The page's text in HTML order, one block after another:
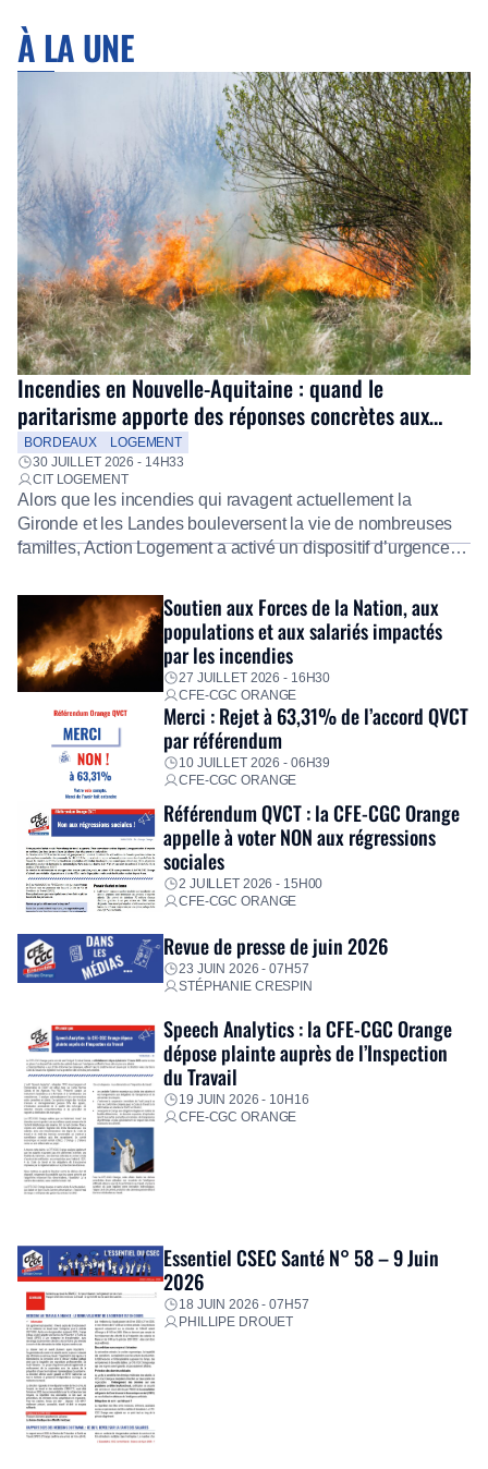
À LA UNE
Incendies en Nouvelle-Aquitaine : quand le
paritarisme apporte des réponses concrètes aux
salariés
BORDEAUX
LOGEMENT
30 JUILLET 2026 - 14H33
CIT LOGEMENT
Alors que les incendies qui ravagent actuellement la
Gironde et les Landes bouleversent la vie de nombreuses
familles, Action Logement a activé un dispositif d’urgence
Fidèle à sa mission d’utilité sociale, le Groupe mobilise
immédiatement ses équipes afin de proposer un diagnostic
personnalisé, des aides financières pour faire face aux
premières dépenses, […]
Soutien aux Forces de la Nation, aux
populations et aux salariés impactés
par les incendies
27 JUILLET 2026 - 16H30
CFE-CGC ORANGE
Merci : Rejet à 63,31% de l’accord QVCT
par référendum
10 JUILLET 2026 - 06H39
CFE-CGC ORANGE
Référendum QVCT : la CFE-CGC Orange
appelle à voter NON aux régressions
sociales
2 JUILLET 2026 - 15H00
CFE-CGC ORANGE
Revue de presse de juin 2026
23 JUIN 2026 - 07H57
STÉPHANIE CRESPIN
Speech Analytics : la CFE-CGC Orange
dépose plainte auprès de l’Inspection
du Travail
19 JUIN 2026 - 10H16
CFE-CGC ORANGE
Essentiel CSEC Santé N° 58 – 9 Juin
2026
18 JUIN 2026 - 07H57
PHILLIPE DROUET